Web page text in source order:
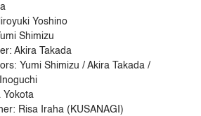
Yoshino
Shimizu
Akira Takada
Yumi Shimizu / Akira Takada /
Yokota
Risa Iraha (KUSANAGI)